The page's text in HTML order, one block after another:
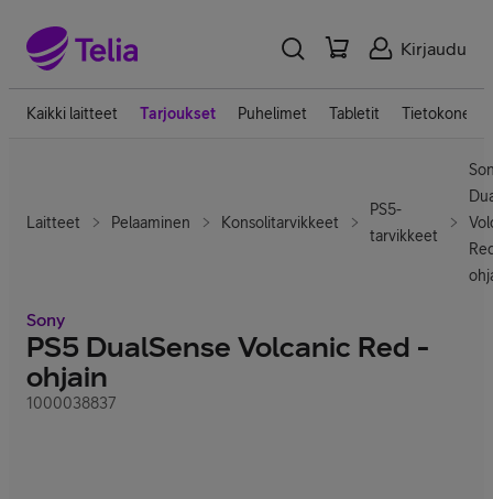
Kirjaudu
Kaikki laitteet Tarjoukset Puhelimet Tabletit Tietokoneet
Laitteet Pelaaminen Konsolitarvikkeet
PS5-
tarvikkeet
Sony
PS5 DualSense Volcanic Red -
ohjain
1000038837